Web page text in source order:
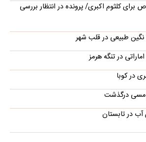
قصاص برای کلثوم اکبری/ پرونده در انتظار بررسی
طبیعی در قلب شهر
در تنگه هرمز
در کوبا
مسی درگذشت
در تابستان